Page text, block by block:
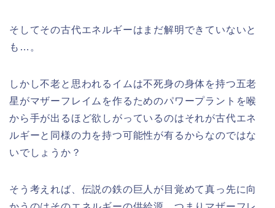
そしてその古代エネルギーはまだ解明できていないと
も…。
しかし不老と思われるイムは不死身の身体を持つ五老
星がマザーフレイムを作るためのパワープラントを喉
から手が出るほど欲しがっているのはそれが古代エネ
ルギーと同様の力を持つ可能性が有るからなのではな
いでしょうか？
そう考えれば、伝説の鉄の巨人が目覚めて真っ先に向